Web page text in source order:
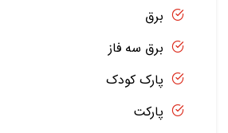
برق
برق سه فاز
پارک کودک
پارکت